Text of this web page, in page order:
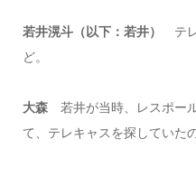
若井滉斗（以下：若井） テ
ど。
大森 若井が当時、レスポー
て、テレキャスを探していた